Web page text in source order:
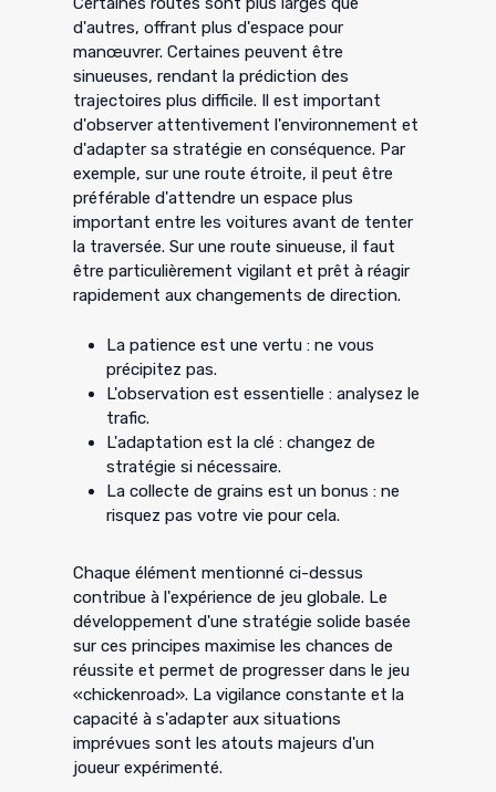
d'autres, offrant plus d'espace pour
manœuvrer. Certaines peuvent être
sinueuses, rendant la prédiction des
trajectoires plus difficile. Il est important
d'observer attentivement l'environnement et
d'adapter sa stratégie en conséquence. Par
exemple, sur une route étroite, il peut être
préférable d'attendre un espace plus
important entre les voitures avant de tenter
la traversée. Sur une route sinueuse, il faut
être particulièrement vigilant et prêt à réagir
rapidement aux changements de direction.
La patience est une vertu : ne vous
précipitez pas.
L'observation est essentielle : analysez le
trafic.
L'adaptation est la clé : changez de
stratégie si nécessaire.
La collecte de grains est un bonus : ne
risquez pas votre vie pour cela.
Chaque élément mentionné ci-dessus
contribue à l'expérience de jeu globale. Le
développement d'une stratégie solide basée
sur ces principes maximise les chances de
réussite et permet de progresser dans le jeu
«chickenroad». La vigilance constante et la
capacité à s'adapter aux situations
imprévues sont les atouts majeurs d'un
joueur expérimenté.